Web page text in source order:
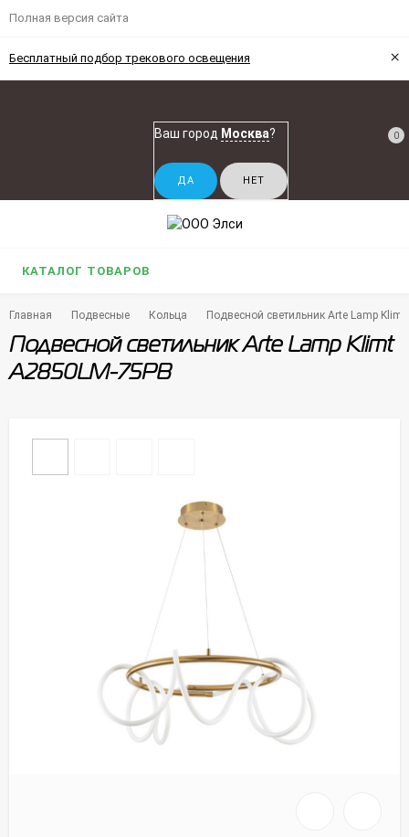
Полная версия сайта
Бесплатный подбор трекового освещения ×
Ваш город Москва? 0
КАТАЛОГ ТОВАРОВ
Главная Подвесные Кольца Подвесной светильник Arte Lamp
Подвесной светильник Arte Lamp Klimt
A2850LM-75PB